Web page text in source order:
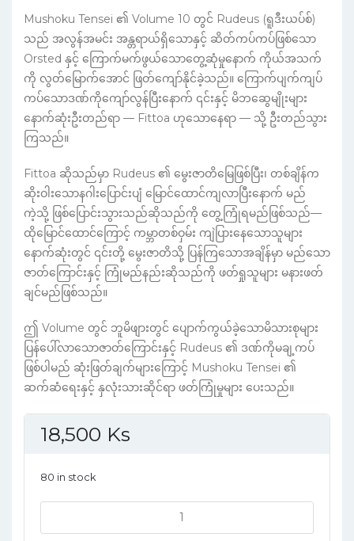
Mushoku Tensei ၏ Volume 10 တွင် Rudeus (ရူဒီးယပ်စ်)
သည် အလွန်အမင်း အန္တရာယ်ရှိသောနှင့် ဆိတ်ကပ်ကပ်ဖြစ်သော
Orsted နှင့် ကြောက်မက်ဖွယ်သောတွေ့ဆုံမှုနောက် ကိုယ်အသက်
ကို လွတ်မြောက်အောင် ဖြတ်ကျော်နိုင်ခဲ့သည်။ ကြောက်ပျက်ကျပ်
ကပ်သောဒဏ်ကိုကျော်လွန်ပြီးနောက် ၎င်းနှင့် မိဘဆွေမျိုးများ
နောက်ဆုံးဦးတည်ရာ — Fittoa ဟုသောနေရာ — သို့ ဦးတည်သွား
ကြသည်။
Fittoa ဆိုသည်မှာ Rudeus ၏ မွေးဇာတိမြေဖြစ်ပြီး၊ တစ်ချိန်က
ဆိုးဝါးသောနဂါးပြောင်းပျံ မြောင်ထောင်ကျလာပြီးနောက် မည်
ကဲ့သို့ ဖြစ်ပြောင်းသွားသည်ဆိုသည်ကို တွေ့ကြုံရမည်ဖြစ်သည်—
ထိုမြောင်ထောင်ကြောင့် ကမ္ဘာတစ်ဝှမ်း ကျဲပြားနေသောသူများ
နောက်ဆုံးတွင် ၎င်းတို့ မွေးဇာတိသို့ ပြန်ကြသောအချိန်မှာ မည်သော
ဇာတ်ကြောင်းနှင့် ကြုံမည်နည်းဆိုသည်ကို ဖတ်ရှုသူများ မနားဖတ်
ချင်မည်ဖြစ်သည်။
ဤ Volume တွင် ဘူမိဖျားတွင် ပျောက်ကွယ်ခဲ့သောမိသားစုများ
ပြန်ပေါ်လာသောဇာတ်ကြောင်းနှင့် Rudeus ၏ ဒဏ်ကိုမချ့ကပ်
ဖြစ်ပါမည် ဆုံးဖြတ်ချက်များကြောင့် Mushoku Tensei ၏
ဆက်ဆံရေးနှင့် နှလုံးသားဆိုင်ရာ ဖတ်ကြုံမှုများ ပေးသည်။
18,500 Ks
80 in stock
Tensei